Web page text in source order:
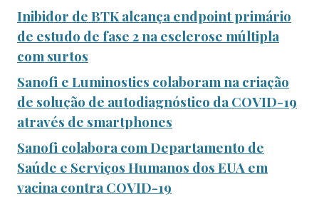
Inibidor de BTK alcança endpoint primário
de estudo de fase 2 na esclerose múltipla
com surtos
Sanofi e Luminostics colaboram na criação
de solução de autodiagnóstico da COVID-19
através de smartphones
Sanofi colabora com Departamento de
Saúde e Serviços Humanos dos EUA em
vacina contra COVID-19